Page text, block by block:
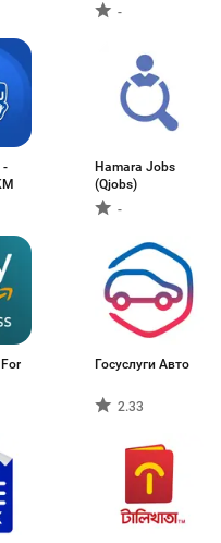
-
-
Hamara Jobs
(Qjobs)
-
Госуслуги Авто
2.33